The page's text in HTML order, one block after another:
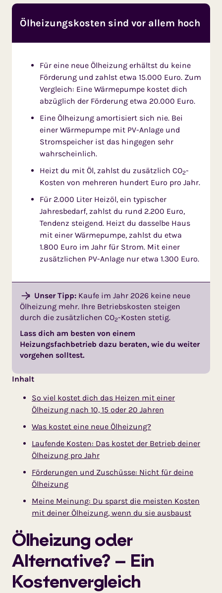
Ölheizungskosten sind vor allem hoch
Für eine neue Ölheizung erhältst du keine
Förderung und zahlst etwa 15.000 Euro. Zum
Vergleich: Eine Wärmepumpe kostet dich
abzüglich der Förderung etwa 20.000 Euro.
Eine Ölheizung amortisiert sich nie. Bei
einer Wärmepumpe mit PV-Anlage und
Stromspeicher ist das hingegen sehr
wahrscheinlich.
Heizt du mit Öl, zahlst du zusätzlich CO2-
Kosten von mehreren hundert Euro pro Jahr.
Für 2.000 Liter Heizöl, ein typischer
Jahresbedarf, zahlst du rund 2.200 Euro,
Tendenz steigend. Heizt du dasselbe Haus
mit einer Wärmepumpe, zahlst du etwa
1.800 Euro im Jahr für Strom. Mit einer
zusätzlichen PV-Anlage nur etwa 1.300 Euro.
Unser Tipp:Kaufe im Jahr 2026 keine neue
Ölheizung mehr. Ihre Betriebskosten steigen
durch die zusätzlichen CO2-Kosten stetig.
Lass dich am besten von einem
Heizungsfachbetrieb dazu beraten, wie du weiter
vorgehen solltest.
Inhalt
So viel kostet dich das Heizen mit einer
Ölheizung nach 10, 15 oder 20 Jahren
Was kostet eine neue Ölheizung?
Laufende Kosten: Das kostet der Betrieb deiner
Ölheizung pro Jahr
Förderungen und Zuschüsse: Nicht für deine
Ölheizung
Meine Meinung: Du sparst die meisten Kosten
mit deiner Ölheizung, wenn du sie ausbaust
Ölheizung oder
Alternative? – Ein
Kostenvergleich